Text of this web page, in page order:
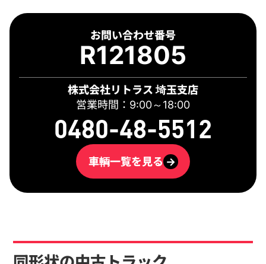
お問い合わせ番号
R121805
株式会社リトラス 埼玉支店
営業時間：9:00～18:00
0480-48-5512
車輌一覧を見る →